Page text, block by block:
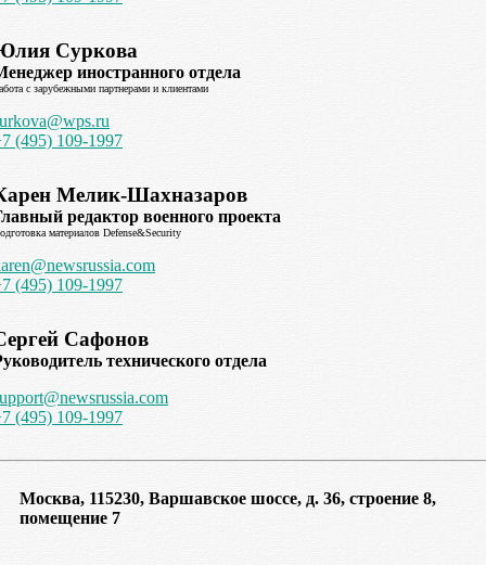
Суркова
иностранного отдела
с зарубежными партнерами и клиентами
(495) 109-1997
Мелик-Шахназаров
редактор военного проекта
материалов Defense&Security
(495) 109-1997
Сафонов
технического отдела
(495) 109-1997
Москва, 115230, Варшавское шоссе, д. 36, строение 8,
помещение 7